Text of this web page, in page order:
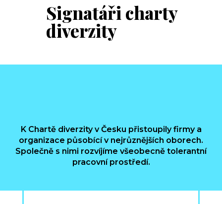
Signatáři charty
diverzity
K Chartě diverzity v Česku přistoupily firmy a
organizace působící v nejrůznějších oborech.
Společně s nimi rozvíjíme všeobecně tolerantní
pracovní prostředí.